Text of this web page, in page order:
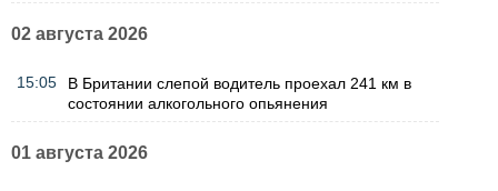
02 августа 2026
15:05
В Британии слепой водитель проехал 241 км в
состоянии алкогольного опьянения
01 августа 2026